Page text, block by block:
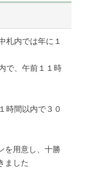
札内では年に１
で、午前１１時
時間以内で３０
を用意し、十勝
ました